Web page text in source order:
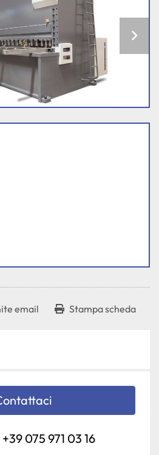
email Stampa scheda
+39 075 971 03 16